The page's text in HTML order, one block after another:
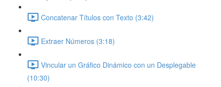
Concatenar Títulos con Texto (3:42)
Extraer Números (3:18)
Vincular un Gráfico Dinámico con un Desplegable
(10:30)